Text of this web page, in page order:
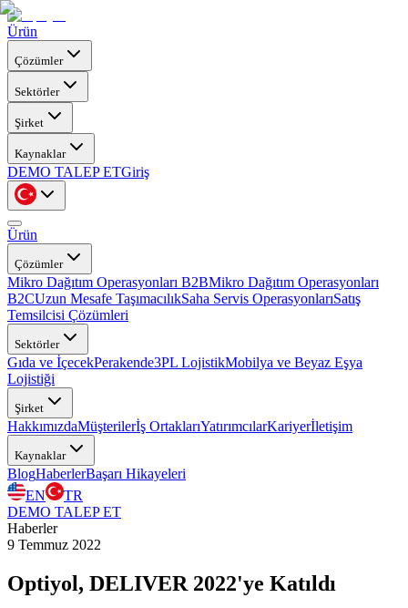
Ürün
Çözümler
Sektörler
Şirket
Kaynaklar
DEMO TALEP ETGiriş
Ürün
Çözümler
Mikro Dağıtım Operasyonları B2BMikro Dağıtım Operasyonları
B2CUzun Mesafe TaşımacılıkSaha Servis OperasyonlarıSatış
Temsilcisi Çözümleri
Sektörler
Gıda ve İçecekPerakende3PL LojistikMobilya ve Beyaz Eşya
Lojistiği
Şirket
HakkımızdaMüşterilerİş OrtaklarıYatırımcılarKariyerİletişim
Kaynaklar
BlogHaberlerBaşarı Hikayeleri
EN
TR
DEMO TALEP ET
Haberler
9 Temmuz 2022
Optiyol, DELIVER 2022'ye Katıldı